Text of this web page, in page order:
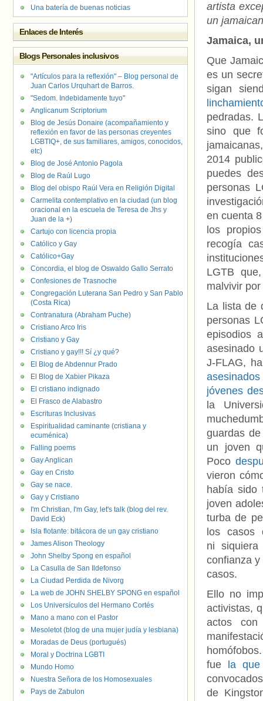
artista
un
Jamaica,
Que
es un
sigan
pedradas.
sino que
2014
puedes
personas
en cuenta
los
recogía
LGTB
malvivir
La lista de
personas
episodios
asesinado
J-FLAG,
asesinados
jóvenes
la
guardas
un joven
Poco
vieron
había sido
joven
turba de
los casos
ni
confianza
casos.
Ello no
activistas,
actos
fue
la
de
Una batería de buenas noticias
Enlaces de Interés
Blogs Personales inclusivos
"Artículos para la reflexión" – Blog personal de
Juan Carlos Urquhart de Barros.
"Sedom. Indebidamente tuyo"
Anglicanum Scriptorium
Blog de Jesús Donaire (acompañamiento y
reflexión en favor de las personas creyentes
LGBTIQ+, de sus familiares, amigos, conocidos,
etc)
Blog de José Antonio Pagola
Blog de Raúl Lugo
Blog del obispo Raúl Vera en Religión Digital
Carmelita contemplativo en la ciudad (un blog
oracional en la escuela de Teresa de Jhs y
Juan de la +)
Cartujo con licencia propia
Católico y Gay
Católico+Gay
Concordia, el blog de Oswaldo Gallo Serrato
Confesiones de Trasnoche
Congregación Luterana San Pedro y San Pablo
(Costa Rica)
Contranatura (Abraham Puche)
Cristiano Arco Iris
Cristiano y Gay
Cristiano y gay!!! Sí ¿y qué?
El Blog de Abdennur Prado
El Blog de Xabier Pikaza
El cristiano indignado
El Frasco de Alabastro
Escrituras Inclusivas
Espiritualidad caminante (cristiana y
ecuménica)
Falling poems
Gay Anglican
Gay en Cristo
Gay se nace.
Gay y Cristiano
I'm Christian, I'm Gay, let's talk (blog del rev.
David Eck)
Isla flotante: bitácora de un gay cristiano
James Alison Theology
John Shelby Spong en español
La Casulla de San Ildefonso
La Ciudad Perdida de Nivorg
La web de JOHN SHELBY SPONG en español
Los Universículos del Hermano Cortés
Mano a mano con el Pastor
Mesoletot (blog de una mujer judía y lesbiana)
Moradas de Deus (portugués)
Moral y Doctrina LGBTI
Mundo Homo
Nuestra Señora de los Homosexuales
Pays de Zabulon